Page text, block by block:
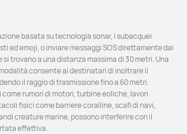
basata su tecnologia sonar, i subacquei
ed emoji, o inviare messaggi SOS direttamente dai
si trovano a una distanza massima di 30 metri. Una
consente ai destinatari di inoltrare il
il raggio di trasmissione fino a 60 metri.
rumori di motori, turbine eoliche, lavori
fisici come barriere coralline, scafi di navi,
creature marine, possono interferire con il
effettiva.